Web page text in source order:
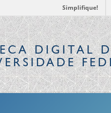
Simplifique!
DIGITAL